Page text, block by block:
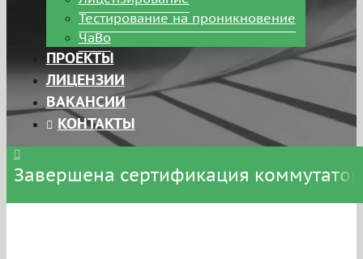
Тестирование на проникновение
ЧаВо
ПРОЕКТЫ
ЛИЦЕНЗИИ
ВАКАНСИИ
КОНТАКТЫ
Завершена сертификация